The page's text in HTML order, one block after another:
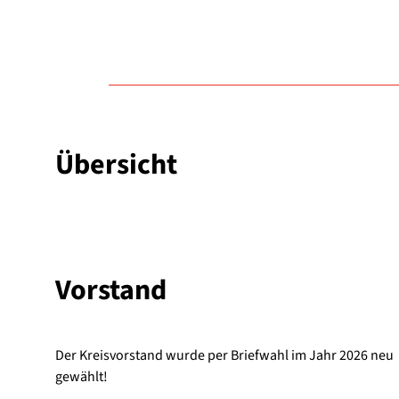
Über­sicht
Vor­stand
Der Kreis­vor­stand wur­de per Brief­wahl im Jahr 2026 neu
gewählt!